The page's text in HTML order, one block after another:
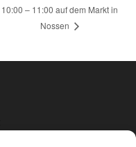
10:00 – 11:00 auf dem Markt in
Nossen